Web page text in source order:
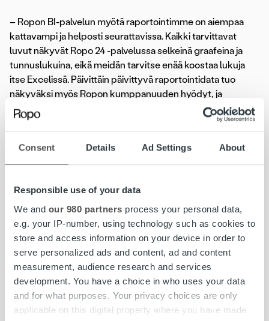
Consent Details Ad Settings About
Responsible use of your data
We and our 980 partners process your personal data,
e.g. your IP-number, using technology such as cookies to
store and access information on your device in order to
serve personalized ads and content, ad and content
measurement, audience research and services
development. You have a choice in who uses your data
and for what purposes. Your privacy choices are only
applicable on this digital property where you have made
– Ropon BI-palvelun myötä raportointimme on aiempaa
kattavampi ja helposti seurattavissa. Kaikki tarvittavat
luvut näkyvät Ropo 24 -palvelussa selkeinä graafeina ja
tunnuslukuina, eikä meidän tarvitse enää koostaa lukuja
itse Excelissä. Päivittäin päivittyvä raportointidata tuo
näkyväksi myös Ropon kumppanuuden hyödyt, ja
esimerkiksi maksuviive ja luottotappiot ovat yhteistyön
myötä aiempaa paremmalla tasolla, Virkajärvi summaa.
A-Katsastus Groupon Suomen johtava ajoneuvojen
tarjoava toimija. Palveluvalikoima kattaa myös
kuljettajantutkintopalvelut, tieliikenteen lupapalvelut sekä
autotarvikkeiden myynnin. Yhtiöllä on 900 työntekijää noin
160 toimipisteessä Suomessa. www.a-katsastus.com .
Ropo Capitalon johtava laskun elinkaari- ja
rahoituspalveluiden tarjoaja Suomessa. Kilpailemme
Pohjoismaiden markkinoilla teknologisena edelläkävijänä –
toimintamallimme pohjautuu omaan teknologiaan ja